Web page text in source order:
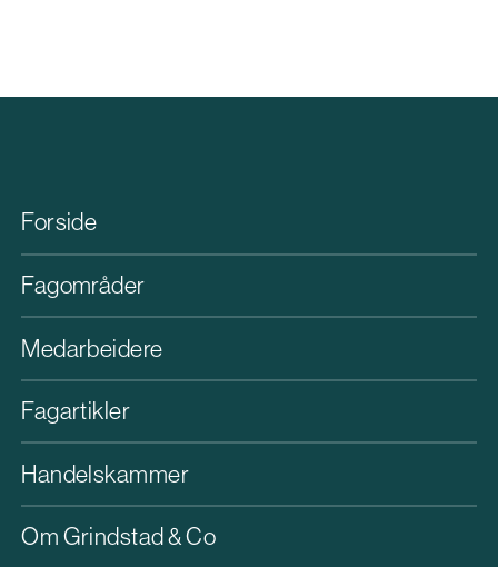
Forside
Fagområder
Medarbeidere
Fagartikler
Handelskammer
Om Grindstad & Co